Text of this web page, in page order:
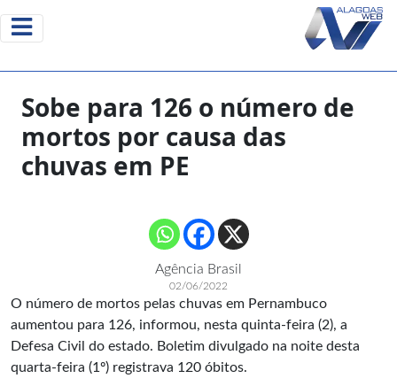
Sobe para 126 o número de
mortos por causa das
chuvas em PE
Agência Brasil
02/06/2022
O número de mortos pelas chuvas em Pernambuco
aumentou para 126, informou, nesta quinta-feira (2), a
Defesa Civil do estado. Boletim divulgado na noite desta
quarta-feira (1º) registrava 120 óbitos.